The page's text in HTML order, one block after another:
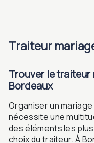
traiteur
Trouver le
Bordeaux
Organiser un
nécessite une
des éléments les
choix du traiteur. À